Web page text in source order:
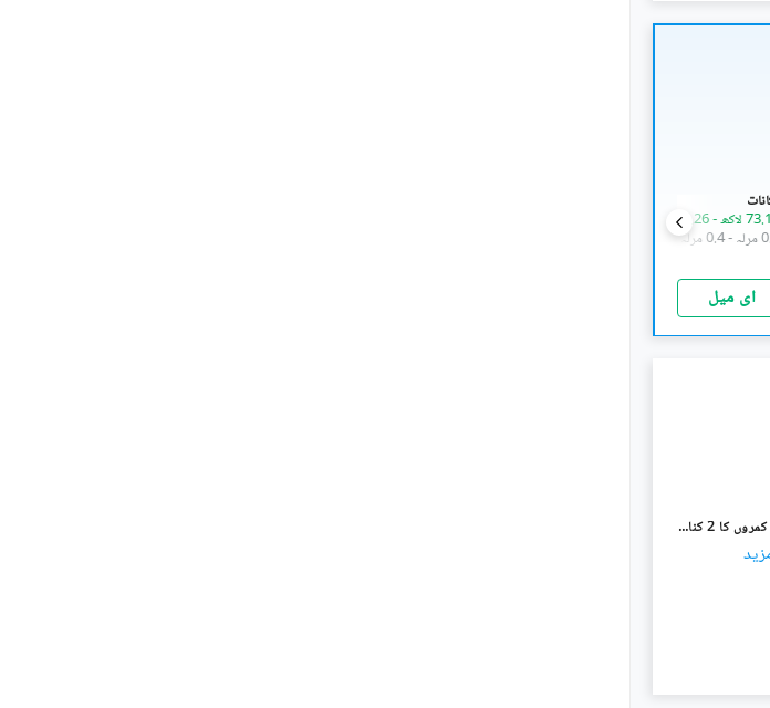
لاکھ
-1.26 کروڑ
-0.4 مرلہ
ای میل
بحریہ ٹاؤن فیز 8 بحریہ ٹاؤن راولپنڈی,راولپنڈی میں 3 کمروں کا 2 کنال زیریں پورشن 3.0 لاکھ میں کرایہ پر دستیاب ہے۔